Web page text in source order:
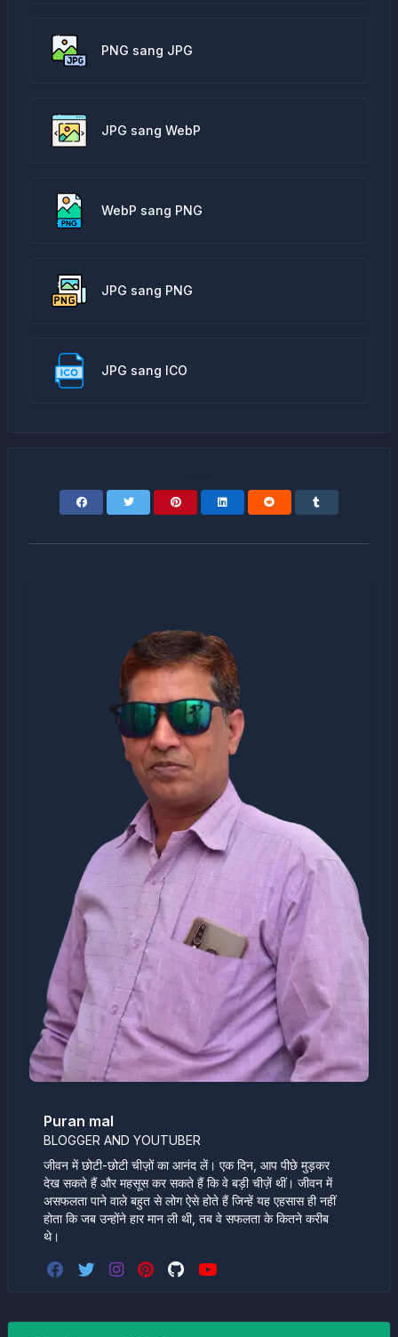
PNG sang JPG
JPG sang WebP
WebP sang PNG
JPG sang PNG
JPG sang ICO
Puran mal
BLOGGER AND YOUTUBER
जीवन में छोटी-छोटी चीज़ों का आनंद लें। एक दिन, आप पीछे मुड़कर
देख सकते हैं और महसूस कर सकते हैं कि वे बड़ी चीज़ें थीं। जीवन में
असफलता पाने वाले बहुत से लोग ऐसे होते हैं जिन्हें यह एहसास ही नहीं
होता कि जब उन्होंने हार मान ली थी, तब वे सफलता के कितने करीब
थे।